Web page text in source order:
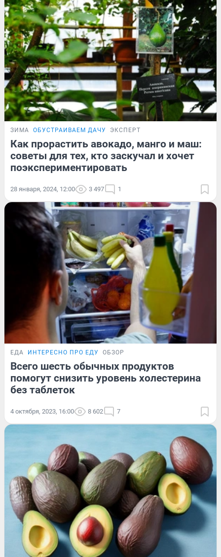
ЗИМА ОБУСТРАИВАЕМ ДАЧУ ЭКСПЕРТ
Как прорастить авокадо, манго и маш:
советы для тех, кто заскучал и хочет
поэкспериментировать
28 января, 2024, 12:00 3 497 1
ЕДА ИНТЕРЕСНО ПРО ЕДУ ОБЗОР
Всего шесть обычных продуктов
помогут снизить уровень холестерина
без таблеток
4 октября, 2023, 16:00 8 602 7